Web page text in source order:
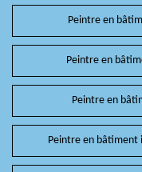
Peintre en
Peintre en
Peintre en
Peintre en bâtiment